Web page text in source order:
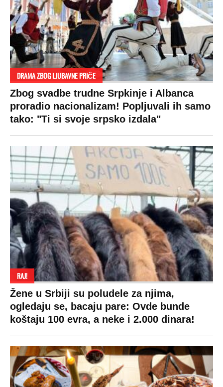
DRAMA ZBOG LJUBAVNE PRIČE
Zbog svadbe trudne Srpkinje i Albanca
proradio nacionalizam! Popljuvali ih samo
tako: "Ti si svoje srpsko izdala"
RAJ!
Žene u Srbiji su poludele za njima,
ogledaju se, bacaju pare: Ovde bunde
koštaju 100 evra, a neke i 2.000 dinara!